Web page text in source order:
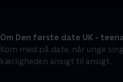
Om Den første date UK -
Kom med på date, når unge
kærligheden ansigt til ansigt.